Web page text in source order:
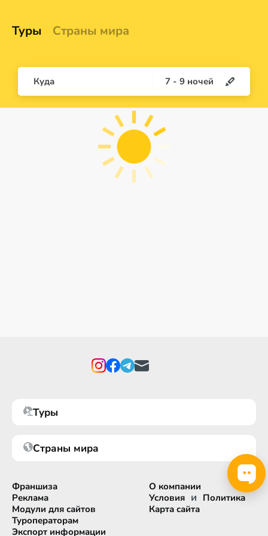
Туры Страны мира
Куда 7 - 9 ночей
Туры
Страны мира
Франшиза
Реклама
Модули для сайтов
Туроператорам
Экспорт информации
О компании
Условия и Политика
Карта сайта